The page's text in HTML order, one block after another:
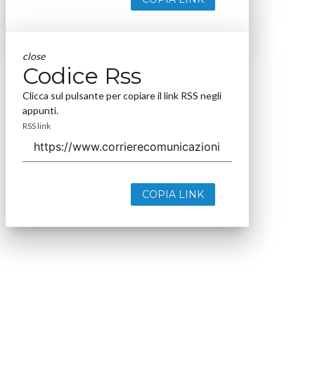
close
Codice Rss
Clicca sul pulsante per copiare il link RSS negli
appunti.
RSS link
COPIA LINK